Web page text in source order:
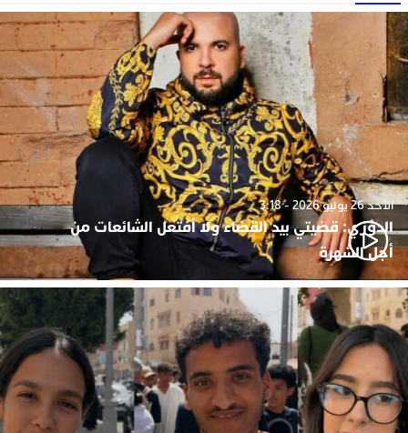
الأحد 26 يوليو 2026 - 3:18
الدوزي: قضيتي بيد القضاء ولا أفتعل الشائعات من
أجل الشهرة